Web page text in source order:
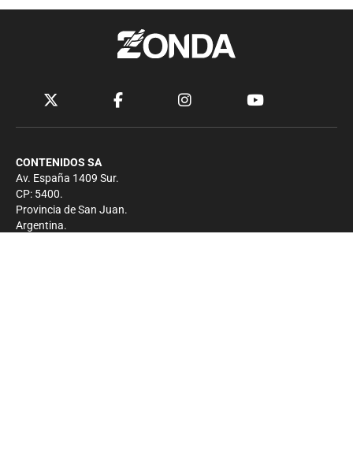
CONTENIDOS SA
Av. España 1409 Sur.
CP: 5400.
Provincia de San Juan.
Argentina.